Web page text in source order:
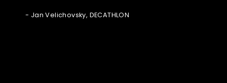
- Jan Velichovsky, DECATHLON